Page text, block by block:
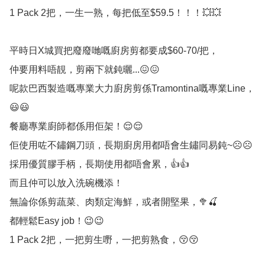
1 Pack 2把，一生一熟，每把低至$59.5！！！💥💥
平時日X城買把廢廢哋嘅廚房剪都要成$60-70/把，
仲要用料唔靚，剪兩下就鈍曬...😖😖
呢款巴西製造嘅專業大力廚房剪係Tramontina嘅專業Line，
😃😃
餐廳專業廚師都係用佢架！😌😌
佢使用咗不鏽鋼刀頭，長期廚房用都唔會生鏽同易鈍~☹️☹️
採用優質膠手柄，長期使用都唔會累，👍👍
而且仲可以放入洗碗機添！
無論你係剪蔬菜、肉類定海鮮，或者開堅果，🥦🍒
都輕鬆Easy job！😉😉
1 Pack 2把，一把剪生嘢，一把剪熟食，😚😚